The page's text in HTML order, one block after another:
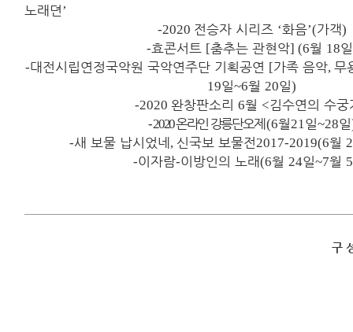
노래뎐’
-2020 전승자 시리즈 ‘화음’(가객)
-효콘서트 [춤추는 관현악] (6월 18일
-대전시립연정국악원 국악연주단 기획공연 [가족 음악, 무
19일~6월20일)
-2020 완창판소리 6월 <김수연의 수궁
-2020온라인 강릉단오제(6월21일~28일
-새 보물 납시었네 , 신국보 보물전2017-2019(6월
-이자람-이방인의 노래(6월24일~7월 5
구